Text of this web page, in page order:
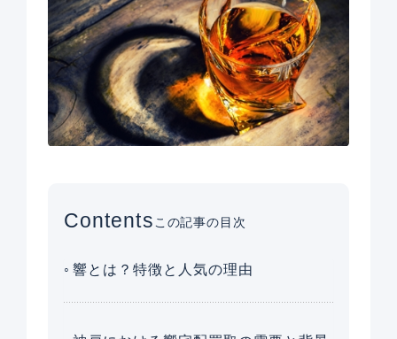
Contentsこの記事の目次
響とは？特徴と人気の理由